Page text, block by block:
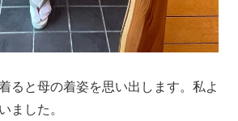
ると母の着姿を思い出します。私よ
ました。